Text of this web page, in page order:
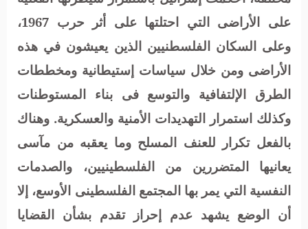
على الأراضى التي احتلتها على أثر حرب 1967،
وعلى السكان الفلسطنيين الذين يعيشون في هذه
الأراضى ومن خلال سياسات إستيطانية ومخططات
الطرق الإلتفافية والتوسع فى بناء المستوطنات
وكذلك استمرار التهديدات الأمنية والعسكرية. وهناك
بالفعل تكرار للعنف المسلح وما يعقبه من مآسى
يعانيها المتضررين من الفلسطينيين، والصدمات
النفسية التي يمر بها المجتمع الفلسطينى الأوسع، إلا
أن الوضع يشهد عدم إحراز تقدم بشأن القضايا